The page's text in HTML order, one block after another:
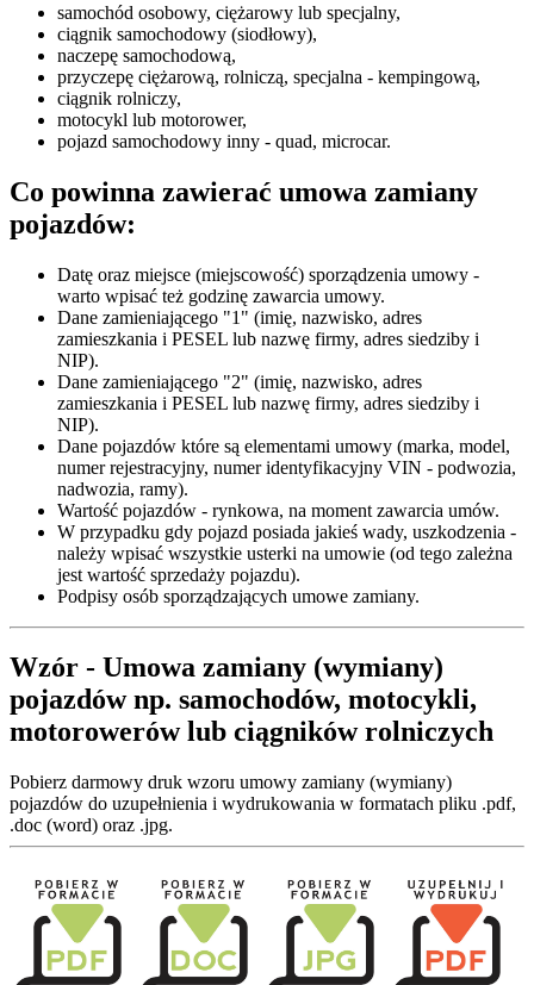
samochód osobowy, ciężarowy lub specjalny,
ciągnik samochodowy (siodłowy),
naczepę samochodową,
przyczepę ciężarową, rolniczą, specjalna - kempingową,
ciągnik rolniczy,
motocykl lub motorower,
pojazd samochodowy inny - quad, microcar.
Co powinna zawierać umowa zamiany
pojazdów:
Datę oraz miejsce (miejscowość) sporządzenia umowy -
warto wpisać też godzinę zawarcia umowy.
Dane zamieniającego "1" (imię, nazwisko, adres
zamieszkania i PESEL lub nazwę firmy, adres siedziby i
NIP).
Dane zamieniającego "2" (imię, nazwisko, adres
zamieszkania i PESEL lub nazwę firmy, adres siedziby i
NIP).
Dane pojazdów które są elementami umowy (marka, model,
numer rejestracyjny, numer identyfikacyjny VIN - podwozia,
nadwozia, ramy).
Wartość pojazdów - rynkowa, na moment zawarcia umów.
W przypadku gdy pojazd posiada jakieś wady, uszkodzenia -
należy wpisać wszystkie usterki na umowie (od tego zależna
jest wartość sprzedaży pojazdu).
Podpisy osób sporządzających umowe zamiany.
Wzór - Umowa zamiany (wymiany)
pojazdów np. samochodów, motocykli,
motorowerów lub ciągników rolniczych
Pobierz darmowy druk wzoru umowy zamiany (wymiany)
pojazdów do uzupełnienia i wydrukowania w formatach pliku .pdf,
.doc (word) oraz .jpg.